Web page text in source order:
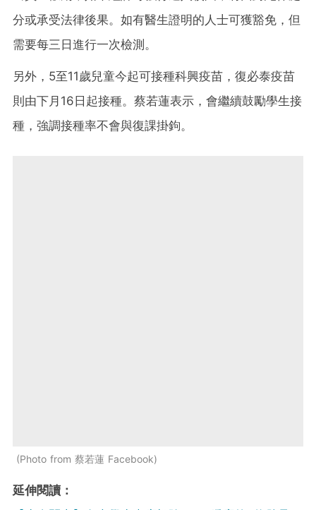
分或承受法律後果。如有醫生證明的人士可獲豁免，但
需要每三日進行一次檢測。
另外，5至11歲兒童今起可接種科興疫苗，復必泰疫苗
則由下月16日起接種。蔡若蓮表示，會繼續鼓勵學生接
種，強調接種率不會與復課掛鉤。
Photo from 蔡若蓮 Facebook
延伸閱讀：